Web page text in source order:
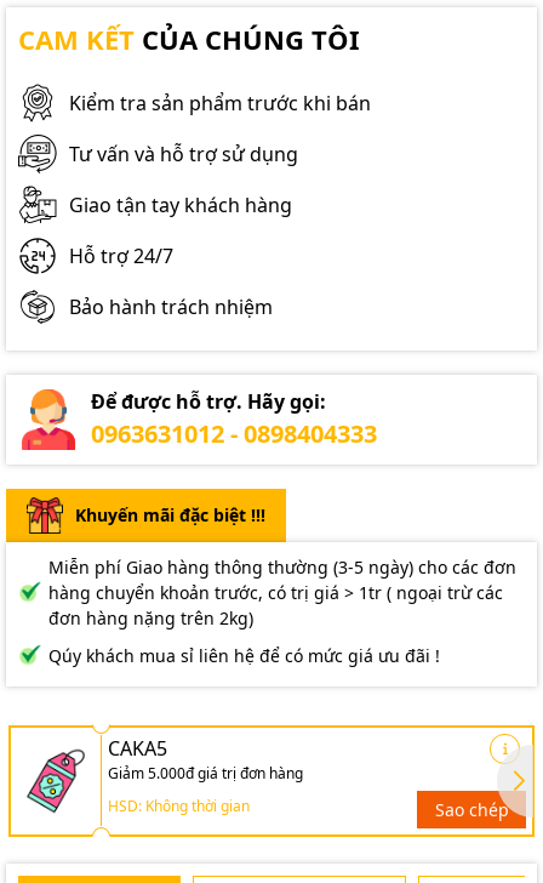
CAM KẾT CỦA CHÚNG TÔI
Kiểm tra sản phẩm trước khi bán
Tư vấn và hỗ trợ sử dụng
Giao tận tay khách hàng
Hỗ trợ 24/7
Bảo hành trách nhiệm
Để được hỗ trợ. Hãy gọi:
0963631012 - 0898404333
Khuyến mãi đặc biệt !!!
Miễn phí Giao hàng thông thường (3-5 ngày) cho các đơn
hàng chuyển khoản trước, có trị giá > 1tr ( ngoại trừ các
đơn hàng nặng trên 2kg)
Qúy khách mua sỉ liên hệ để có mức giá ưu đãi !
CAKA5
Giảm 5.000đ giá trị đơn hàng
HSD: Không thời gian
Sao chép